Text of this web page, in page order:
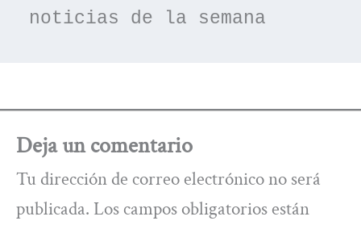
noticias de la semana
Deja un comentario
Tu dirección de correo electrónico no será
publicada. Los campos obligatorios están